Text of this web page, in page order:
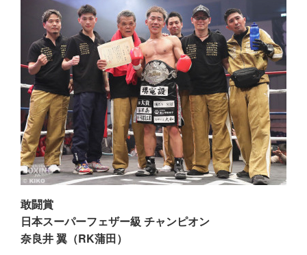
敢闘賞
日本スーパーフェザー級 チャンピオン
奈良井 翼（RK蒲田）